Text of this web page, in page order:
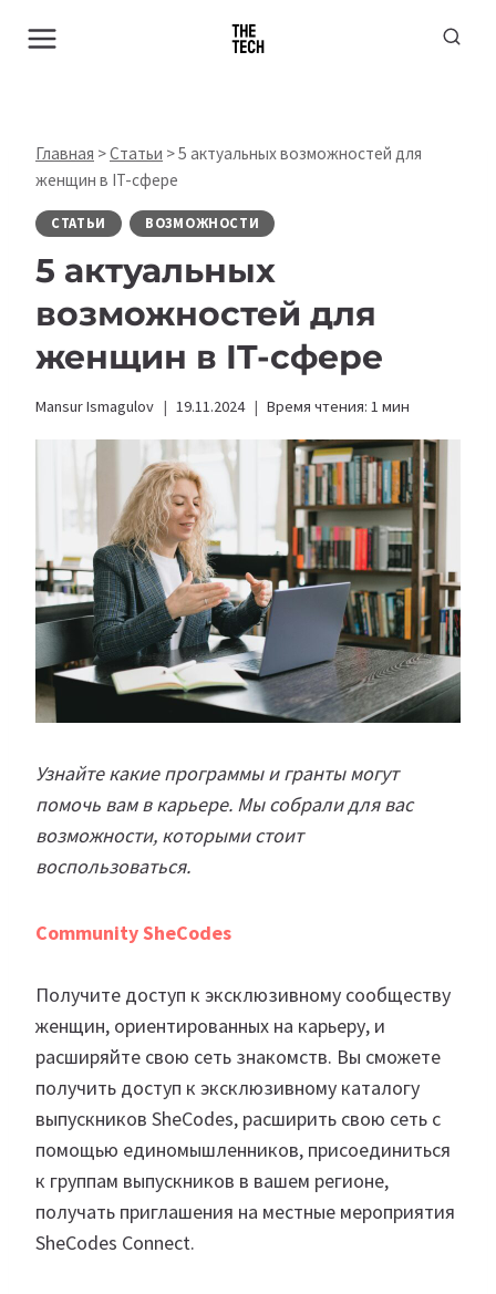
Главная >Статьи >5 актуальных возможностей для
женщин в IT-сфере
СТАТЬИ ВОЗМОЖНОСТИ
5 актуальных
возможностей для
женщин в IT-сфере
Mansur Ismagulov 19.11.2024 Время чтения: 1 мин
Узнайте какие программы и гранты могут
помочь вам в карьере. Мы собрали для вас
возможности, которыми стоит
воспользоваться.
Community SheCodes
Получите доступ к эксклюзивному сообществу
женщин, ориентированных на карьеру, и
расширяйте свою сеть знакомств. Вы сможете
получить доступ к эксклюзивному каталогу
выпускников SheCodes, расширить свою сеть с
помощью единомышленников, присоединиться
к группам выпускников в вашем регионе,
получать приглашения на местные мероприятия
SheCodes Connect.